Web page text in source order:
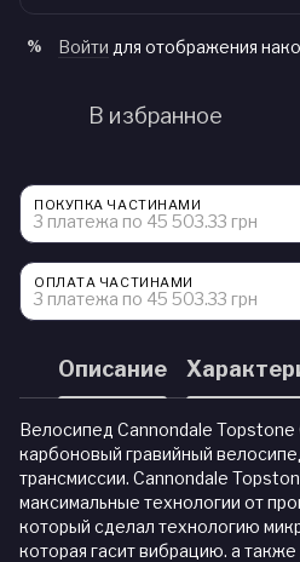
% Войти для отображения
В избранное
ПОКУПКА ЧАСТИНАМИ
3 платежа по 45 503.33 грн
ОПЛАТА ЧАСТИНАМИ
3 платежа по 45 503.33 грн
Описание
Велосипед Cannondale
карбоновый гравийный
трансмиссии. Cannondale
максимальные технологии от
который сделал технологию
которая гасит вибрацию. а